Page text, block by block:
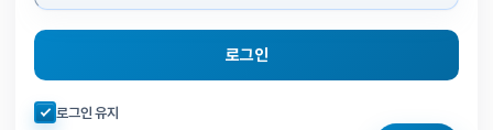
로그인
자동로그인 체크
로그인 유지